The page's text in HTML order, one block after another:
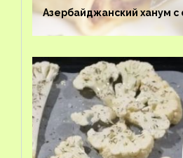
Азербайджанский ханум с